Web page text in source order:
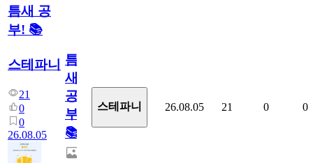
틈새 공
부! 📚
스테파니
21
0
0
26.08.05
틈
새
공
부!
📚
스테파니 26.08.05 21 0 0